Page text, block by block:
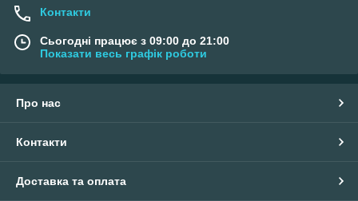
Контакти
Сьогодні працює з 09:00 до 21:00
Показати весь графік роботи
Про нас
Контакти
Доставка та оплата